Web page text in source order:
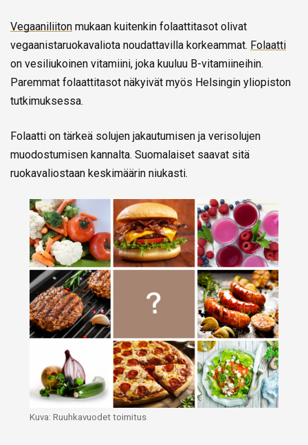
Vegaaniliiton mukaan kuitenkin folaattitasot olivat
vegaanistaruokavaliota noudattavilla korkeammat. Folaatti
on vesiliukoinen vitamiini, joka kuuluu B-vitamiineihin.
Paremmat folaattitasot näkyivät myös Helsingin yliopiston
tutkimuksessa.
Folaatti on tärkeä solujen jakautumisen ja verisolujen
muodostumisen kannalta. Suomalaiset saavat sitä
ruokavaliostaan keskimäärin niukasti.
Kuva: Ruuhkavuodet toimitus